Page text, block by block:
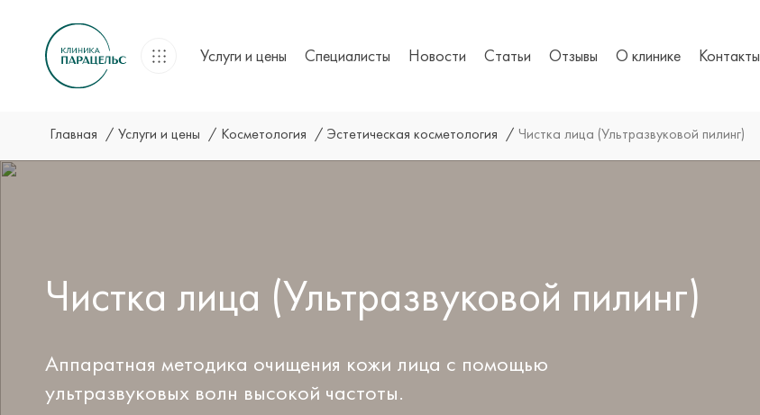
Услуги и цены Специалисты Новости Статьи Отзывы О клинике Контакты
Главная Услуги и цены Косметология Эстетическая косметология Чистка лица (Ультразвуковой пилинг)
Чистка лица (Ультразвуковой пилинг)
Аппаратная методика очищения кожи лица с помощью
ультразвуковых волн высокой частоты.